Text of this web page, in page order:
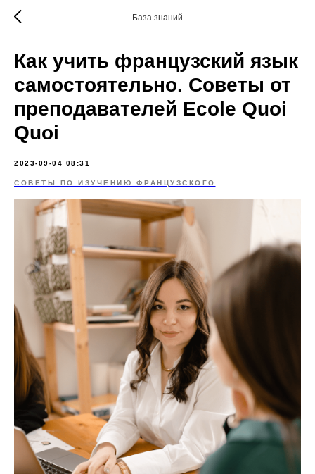
База знаний
Как учить французский язык
самостоятельно. Советы от
преподавателей Ecole Quoi
Quoi
2023-09-04 08:31
СОВЕТЫ ПО ИЗУЧЕНИЮ ФРАНЦУЗСКОГО